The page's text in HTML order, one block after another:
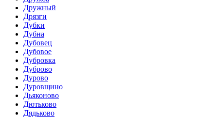
Дружный
Дрязги
Дубки
Дубна
Дубовец
Дубовое
Дубровка
Дуброво
Дурово
Дуровщино
Дьяконово
Дютьково
Дядьково